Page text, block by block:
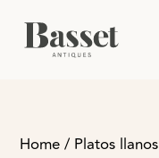
contenido
Home/ Platos llanos